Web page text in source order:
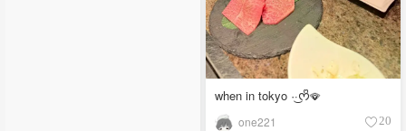
when in tokyo ·͜·ᰔᩚ🪭
one221 20